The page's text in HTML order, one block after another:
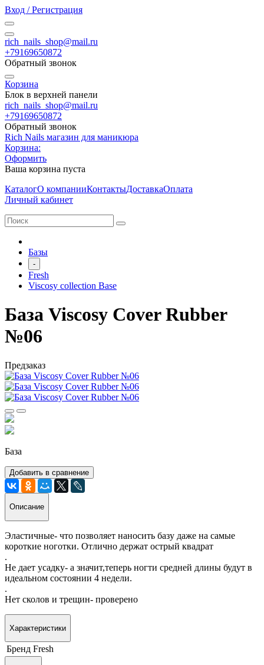
Вход / Регистрация
rich_nails_shop@mail.ru
+79169650872
Обратный звонок
Корзина
Блок в верхней панели
rich_nails_shop@mail.ru
+79169650872
Обратный звонок
Rich Nails магазин для маникюра
Корзина:
Оформить
Ваша корзина пуста
КаталогО компанииКонтактыДоставкаОплата
Личный кабинет
Базы
-
Fresh
Viscosy collection Base
База Viscosy Cover Rubber
№06
Предзаказ
База
Добавить в сравнение
Описание
Эластичные- что позволяет наносить базу даже на самые
короткие ноготки. Отлично держат острый квадрат
.
Не дает усадку- а значит,теперь ногти средней длины будут в
идеальном состоянии 4 недели.
.
Нет сколов и трещин- проверено
Характеристики
Бренд Fresh